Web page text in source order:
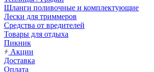
Шланги поливочные и комплектующие
Лески для триммеров
Средства от вредителей
Товары для отдыха
Пикник
Акции
Доставка
Оплата